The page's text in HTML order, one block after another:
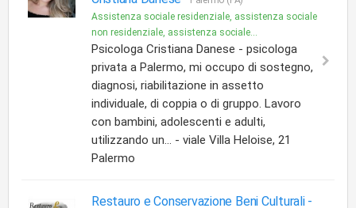
Assistenza sociale residenziale, assistenza sociale
non residenziale, assistenza sociale...
Psicologa Cristiana Danese - psicologa
privata a Palermo, mi occupo di sostegno,
diagnosi, riabilitazione in assetto
individuale, di coppia o di gruppo. Lavoro
con bambini, adolescenti e adulti,
utilizzando un... - viale Villa Heloise, 21
Palermo
Restauro e Conservazione Beni Culturali -